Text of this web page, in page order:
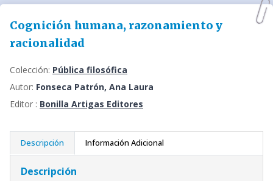
Cognición humana, razonamiento y
racionalidad
Colección: Pública filosófica
Autor: Fonseca Patrón, Ana Laura
Editor : Bonilla Artigas Editores
Descripción Información Adicional
Descripción